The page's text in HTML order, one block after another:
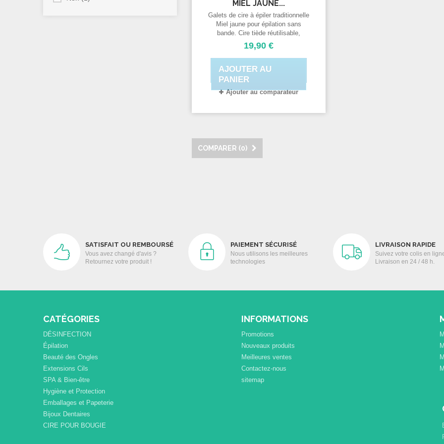
MIEL JAUNE...
Galets de cire à épiler traditionnelle
Miel jaune pour épilation sans
bande. Cire tiède réutilisable,
s'utilise avec un chauffe cire,
PUREWAX By Purenail. S'utilise
avec un chauffe cire, épilation à la
cire tiède, cire sans bande
19,90 €
AJOUTER AU
PANIER
Ajouter au comparateur
COMPARER (0)
SATISFAIT OU REMBOURSÉ
Vous avez changé d'avis ?
Retournez votre produit !
PAIEMENT SÉCURISÉ
Nous utilisons les meilleures
technologies
LIVRAISON RAPIDE
Suivez votre colis en
Livraison en 24 / 48 h.
CATÉGORIES
DÉSINFECTION
Épilation
Beauté des Ongles
Extensions Cils
SPA & Bien-être
Hygiène et Protection
Emballages et Papeterie
Bijoux Dentaires
CIRE POUR BOUGIE
INFORMATIONS
Promotions
Nouveaux produits
Meilleures ventes
Contactez-nous
sitemap